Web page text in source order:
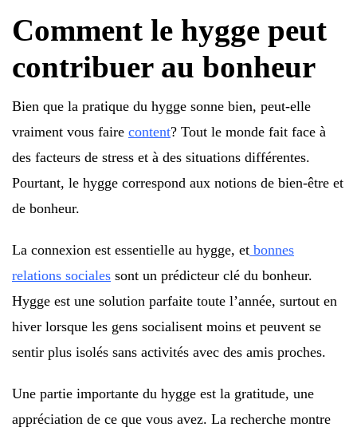
Comment le hygge peut
contribuer au bonheur
Bien que la pratique du hygge sonne bien, peut-elle
vraiment vous faire content? Tout le monde fait face à
des facteurs de stress et à des situations différentes.
Pourtant, le hygge correspond aux notions de bien-être et
de bonheur.
La connexion est essentielle au hygge, et bonnes
relations sociales sont un prédicteur clé du bonheur.
Hygge est une solution parfaite toute l’année, surtout en
hiver lorsque les gens socialisent moins et peuvent se
sentir plus isolés sans activités avec des amis proches.
Une partie importante du hygge est la gratitude, une
appréciation de ce que vous avez. La recherche montre